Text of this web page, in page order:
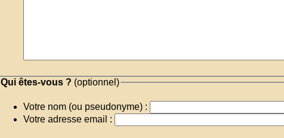
Qui êtes-vous ? (optionnel)
Votre nom (ou pseudonyme) :
Votre adresse email :